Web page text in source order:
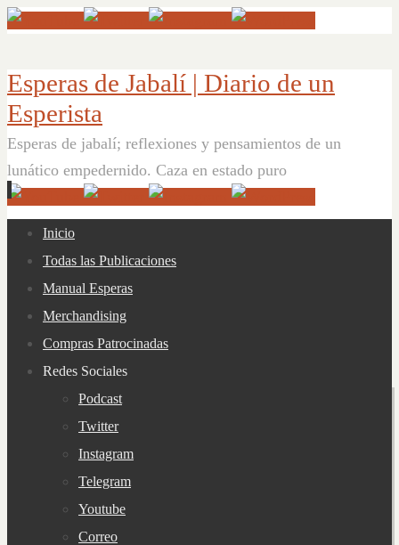
Esperas de Jabalí | Diario de un
Esperista
Esperas de jabalí; reflexiones y pensamientos de un
lunático empedernido. Caza en estado puro
contenido
Inicio
Todas las Publicaciones
Manual Esperas
Merchandising
Compras Patrocinadas
Redes Sociales
Podcast
Twitter
Instagram
Telegram
Youtube
Correo